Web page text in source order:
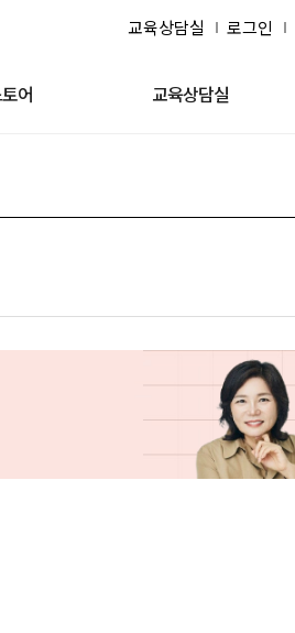
교육상담실 로그인
어 교육상담실